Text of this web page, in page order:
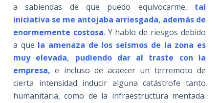
a sabiendas de que puedo equivocarme, tal
iniciativa se me antojaba arriesgada, además de
enormemente costosa. Y hablo de riesgos debido
a que la amenaza de los seísmos de la zona es
muy elevada, pudiendo dar al traste con la
empresa, e incluso de acaecer un terremoto de
cierta intensidad inducir alguna catástrofe tanto
humanitaria, como de la infraestructura mentada.